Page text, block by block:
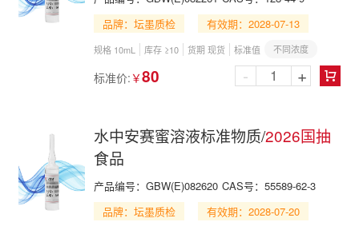
品牌：坛墨质检
有效期：2028-07-13
规格 10mL 库存 ≥10 货期 现货 标准值 不同浓度
标准价: ￥80 
- +
水中安赛蜜溶液标准物质/2026国抽
食品
产品编号： GBW(E)082620 CAS号： 55589-62-3
品牌：坛墨质检
有效期：2028-07-20